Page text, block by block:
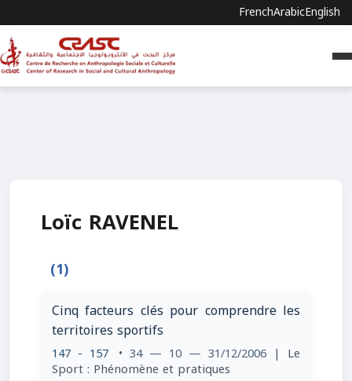
FrenchArabicEnglish
Loïc RAVENEL
(1)
Cinq facteurs clés pour comprendre les
territoires sportifs
147 - 157 • 34 — 10 — 31/12/2006 | Le
Sport : Phénomène et pratiques